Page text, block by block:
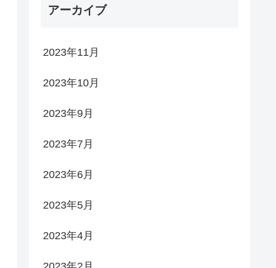
アーカイブ
2023年11月
2023年10月
2023年9月
2023年7月
2023年6月
2023年5月
2023年4月